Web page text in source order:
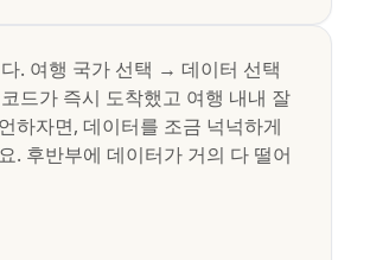
. 여행 국가 선택 → 데이터 선택
드가 즉시 도착했고 여행 내내 잘
하자면, 데이터를 조금 넉넉하게
. 후반부에 데이터가 거의 다 떨어